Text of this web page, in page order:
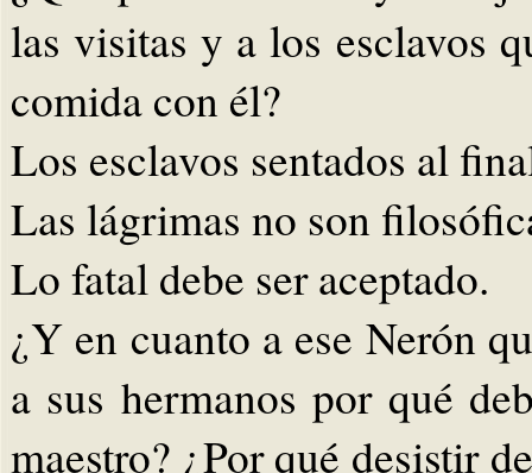
las visitas y a los esclavos
comida con él?
Los esclavos sentados al
Las lágrimas no son
Lo fatal debe ser aceptado.
¿Y en cuanto a ese Nerón
a sus hermanos por qué
maestro? ¿Por qué desistir